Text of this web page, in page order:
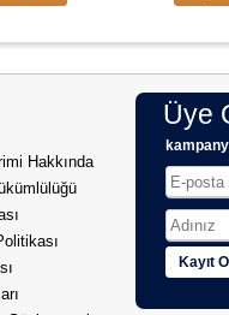
Hakkında
Üye
Kayıt Ol